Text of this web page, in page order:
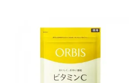
感覚でおいしく楽しく続けられま
に必要な鉄分の不足分を効率よく1
本で補給できます。赤ブドウと白ブ
ドウの果汁をすっきり飲みやすくブ
レンド。フレッシュな味なので、ゴ
クゴク飲めるおいしさです。* 「五